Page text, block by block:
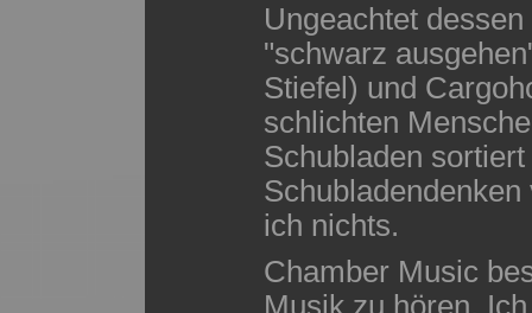
Ungeachtet
"schwarz
Stiefel) und
schlichten
Schubladen
ich nichts.
Chamber Music
Musik zu hören.